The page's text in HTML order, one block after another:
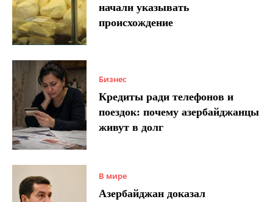
начали указывать
происхождение
Бизнес
Кредиты ради телефонов и
поездок: почему азербайджанцы
живут в долг
В мире
Азербайджан доказал